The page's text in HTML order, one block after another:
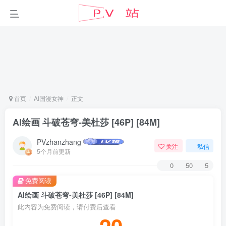
首页 AI国漫女神 正文
AI绘画 斗破苍穹-美杜莎 [46P] [84M]
PVzhanzhang
5个月前更新
关注 私信
0 50 5
AI绘画 斗破苍穹-美杜莎 [46P] [84M]
此内容为免费阅读，请付费后查看
免费阅读